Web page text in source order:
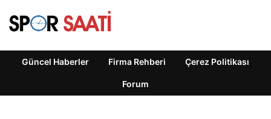
Güncel Haberler Firma Rehberi Çerez Politikası
Forum